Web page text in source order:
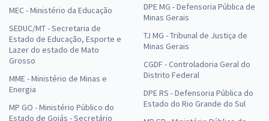
MEC - Ministério da Educação
SEDUC/MT - Secretaria de
Estado de Educação, Esporte e
Lazer do estado de Mato
Grosso
MME - Ministério de Minas e
Energia
MP GO - Ministério Público do
Estado de Goiás - Secretário
DPE MG - Defensoria Pública de
Minas Gerais
TJ MG - Tribunal de Justiça de
Minas Gerais
CGDF - Controladoria Geral do
Distrito Federal
DPE RS - Defensoria Pública do
Estado do Rio Grande do Sul